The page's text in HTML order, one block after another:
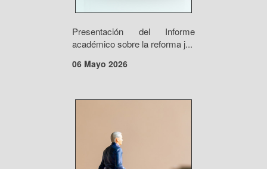
Presentación del Informe
académico sobre la reforma j...
06 Mayo 2026